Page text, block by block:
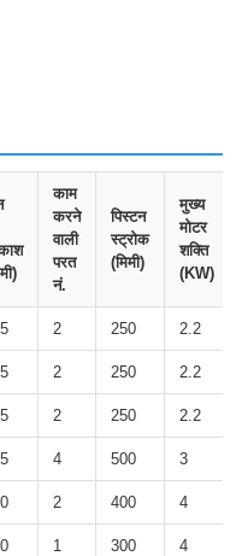
काम
करने
वाली
परत
नं.
पिस्टन
स्ट्रोक
(मिमी)
मुख्य
मोटर
शक्ति
(KW)
2 250 2.2
2 250 2.2
2 250 2.2
4 500 3
2 400 4
1 300 4